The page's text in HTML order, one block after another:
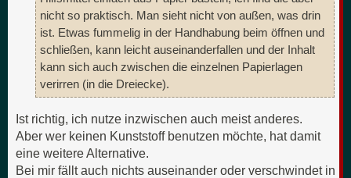
nicht so praktisch. Man sieht nicht von außen, was drin
ist. Etwas fummelig in der Handhabung beim öffnen und
schließen, kann leicht auseinanderfallen und der Inhalt
kann sich auch zwischen die einzelnen Papierlagen
verirren (in die Dreiecke).
Ist richtig, ich nutze inzwischen auch meist anderes.
Aber wer keinen Kunststoff benutzen möchte, hat damit
eine weitere Alternative.
Bei mir fällt auch nichts auseinander oder verschwindet in